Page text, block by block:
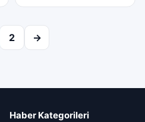
2 →
Haber Kategorileri